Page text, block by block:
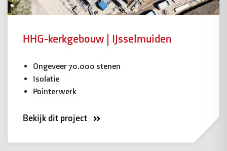
HHG-kerkgebouw | IJsselmuiden
Ongeveer 70.000 stenen
Isolatie
Pointerwerk
Bekijk dit project